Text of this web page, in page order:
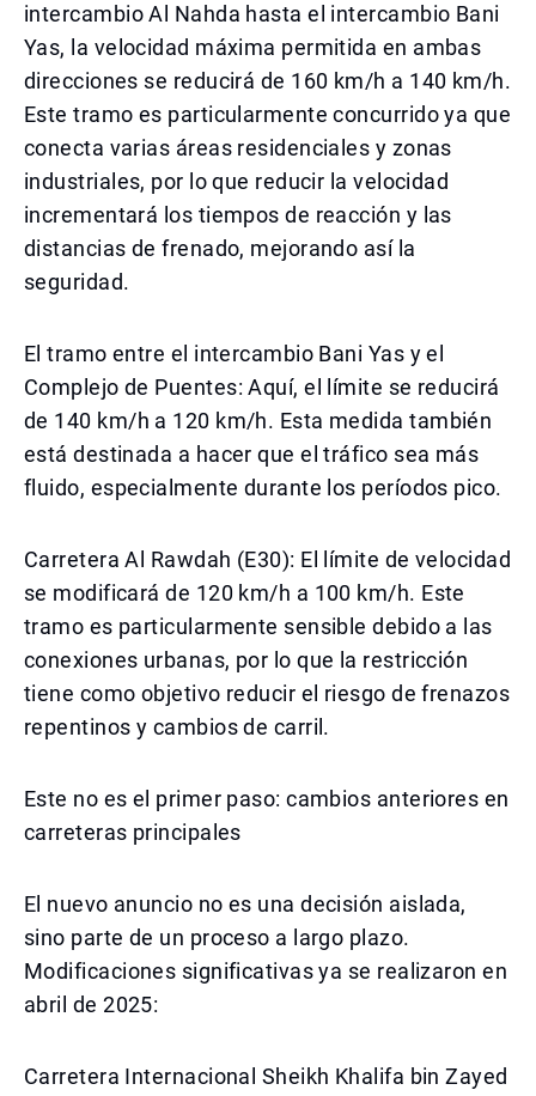
intercambio Al Nahda hasta el intercambio Bani
Yas, la velocidad máxima permitida en ambas
direcciones se reducirá de 160 km/h a 140 km/h.
Este tramo es particularmente concurrido ya que
conecta varias áreas residenciales y zonas
industriales, por lo que reducir la velocidad
incrementará los tiempos de reacción y las
distancias de frenado, mejorando así la
seguridad.
El tramo entre el intercambio Bani Yas y el
Complejo de Puentes: Aquí, el límite se reducirá
de 140 km/h a 120 km/h. Esta medida también
está destinada a hacer que el tráfico sea más
fluido, especialmente durante los períodos pico.
Carretera Al Rawdah (E30): El límite de velocidad
se modificará de 120 km/h a 100 km/h. Este
tramo es particularmente sensible debido a las
conexiones urbanas, por lo que la restricción
tiene como objetivo reducir el riesgo de frenazos
repentinos y cambios de carril.
Este no es el primer paso: cambios anteriores en
carreteras principales
El nuevo anuncio no es una decisión aislada,
sino parte de un proceso a largo plazo.
Modificaciones significativas ya se realizaron en
abril de 2025:
Carretera Internacional Sheikh Khalifa bin Zayed